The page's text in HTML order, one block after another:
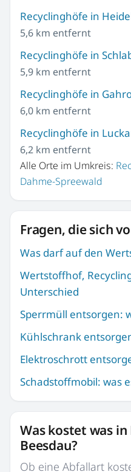
Recyclinghöfe in
5,6 km entfernt
Recyclinghöfe in
5,9 km entfernt
Recyclinghöfe in
6,0 km entfernt
Recyclinghöfe in
6,2 km entfernt
Alle Orte im Umkreis:
Dahme-Spreewald
Fragen, die sich
Was darf auf den
Wertstoffhof,
Unterschied
Sperrmüll entsorgen:
Kühlschrank
Elektroschrott
Schadstoffmobil: was
Was kostet was
Beesdau?
Ob eine Abfallart